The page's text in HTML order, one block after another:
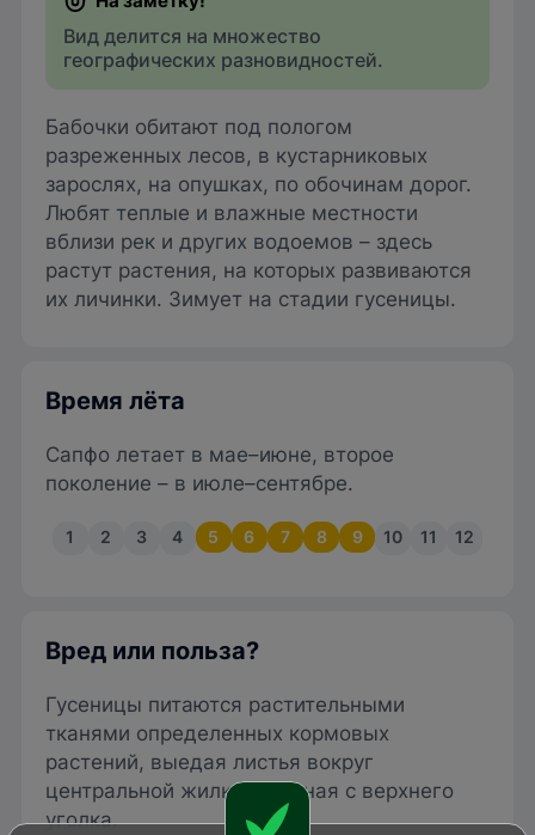
Вид делится на множество
географических разновидностей.
Бабочки обитают под пологом
разреженных лесов, в кустарниковых
зарослях, на опушках, по обочинам дорог.
Любят теплые и влажные местности
вблизи рек и других водоемов – здесь
растут растения, на которых развиваются
их личинки. Зимует на стадии гусеницы.
Время лёта
Сапфо летает в мае–июне, второе
поколение – в июле–сентябре.
1 2 3 4 5 6 7 8 9 10 11 12
Вред или польза?
Гусеницы питаются растительными
тканями определенных кормовых
растений, выедая листья вокруг
центральной жилки, начиная с верхнего
уголка.